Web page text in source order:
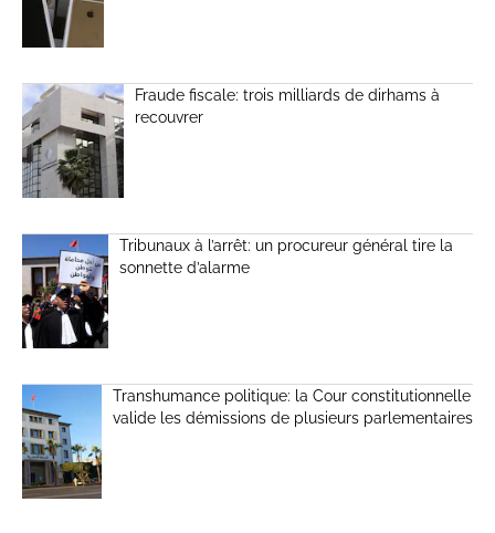
Fraude fiscale: trois milliards de dirhams à
recouvrer
Tribunaux à l’arrêt: un procureur général tire la
sonnette d’alarme
Transhumance politique: la Cour constitutionnelle
valide les démissions de plusieurs parlementaires